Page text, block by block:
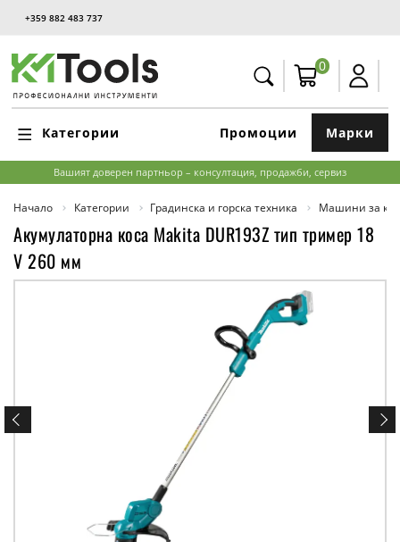
+359 882 483 737
0
Категории Марки
Промоции
Вашият доверен партньор – консултация, продажби, сервиз
Начало Категории Градинска и горска техника Машини за
Акумулаторна коса Makita DUR193Z тип тример 18
V 260 мм